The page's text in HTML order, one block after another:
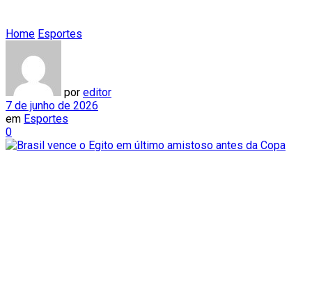
Home Esportes
por editor
7 de junho de 2026
em Esportes
0